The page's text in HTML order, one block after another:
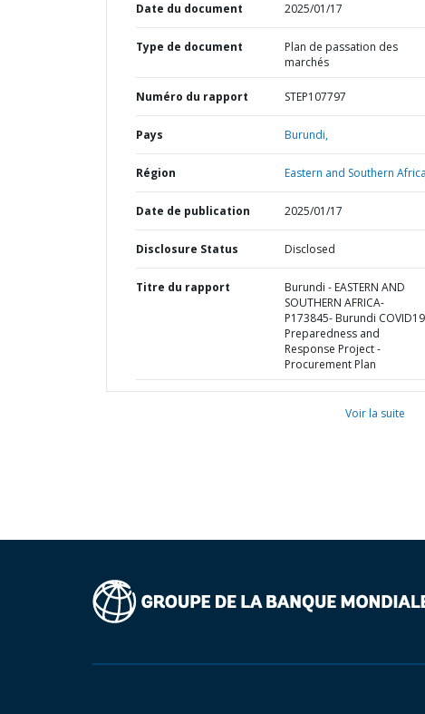
Date du document 2025/01/17
Type de document
Plan de passation des
marchés
Numéro du rapport STEP107797
Pays Burundi,
Région Eastern and Southern
Date de publication 2025/01/17
Disclosure Status Disclosed
Titre du rapport
Burundi - EASTERN AND
SOUTHERN AFRICA-
P173845- Burundi COVID19
Preparedness and
Response Project -
Procurement Plan
Voir la suite